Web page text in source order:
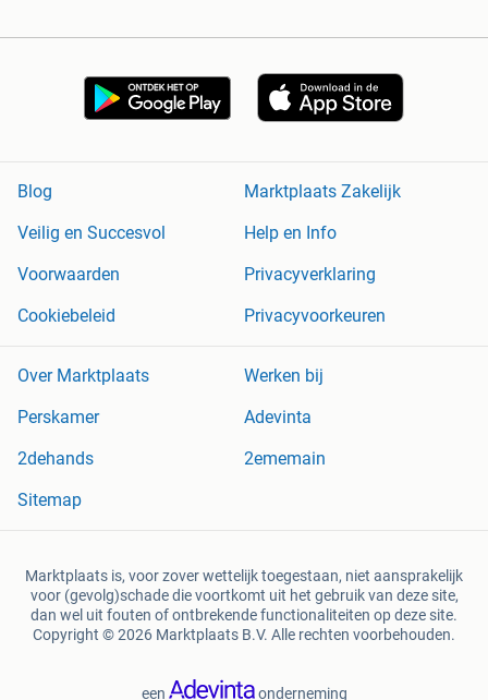
Blog
Marktplaats Zakelijk
Veilig en Succesvol
Help en Info
Voorwaarden
Privacyverklaring
Cookiebeleid
Privacyvoorkeuren
Over Marktplaats
Werken bij
Perskamer
Adevinta
2dehands
2ememain
Sitemap
Marktplaats is, voor zover wettelijk toegestaan, niet aansprakelijk
voor (gevolg)schade die voortkomt uit het gebruik van deze site,
dan wel uit fouten of ontbrekende functionaliteiten op deze site.
Copyright © 2026 Marktplaats B.V. Alle rechten voorbehouden.
een onderneming